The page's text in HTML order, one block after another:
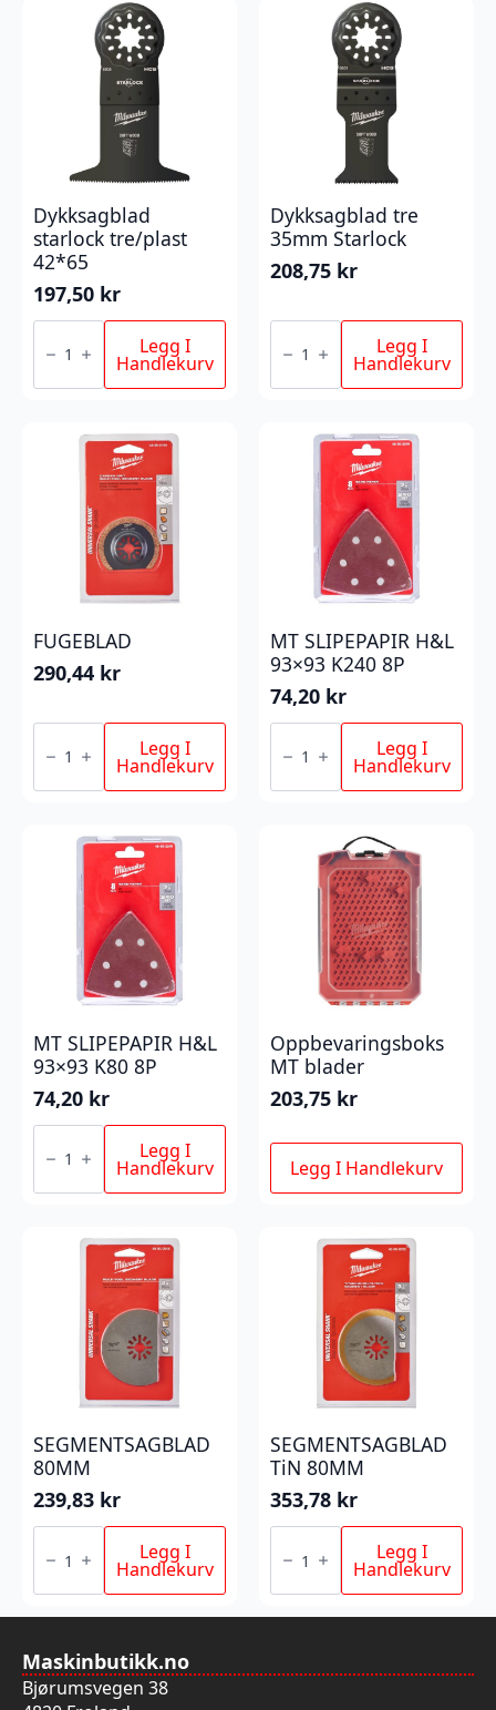
Dykksagblad
starlock tre/plast
42*65
197,50 kr
Dykksagblad
tre/plast
antall
Legg I
Handlekurv
Dykksagblad tre
35mm Starlock
208,75 kr
Dykksagblad
35mm
antall
Legg I
Handlekurv
FUGEBLAD
290,44 kr
FUGEBLAD
Legg I
Handlekurv
MT SLIPEPAPIR H&L
93×93 K240 8P
74,20 kr
MT
H&L
K240
Legg I
Handlekurv
MT SLIPEPAPIR H&L
93×93 K80 8P
74,20 kr
MT
H&L
K80
Legg I
Handlekurv
Oppbevaringsboks
MT blader
203,75 kr
Legg I Handlekurv
SEGMENTSAGBLAD
80MM
239,83 kr
SEGMENTSAGBLAD
antall Legg I
Handlekurv
SEGMENTSAGBLAD
TiN 80MM
353,78 kr
SEGMENTSAGBLAD
80MM Legg I
Handlekurv
Maskinbutikk.no
Bjørumsvegen 38